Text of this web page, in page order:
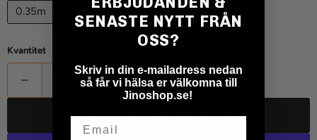
0.35m
Kvantitet
LÄGG TILL I VARUKORGEN
SENASTE NYTT FRÅN
OSS?
Skriv in din e-mailadress nedan
så får vi hälsa er välkomna till
Jinoshop.se!